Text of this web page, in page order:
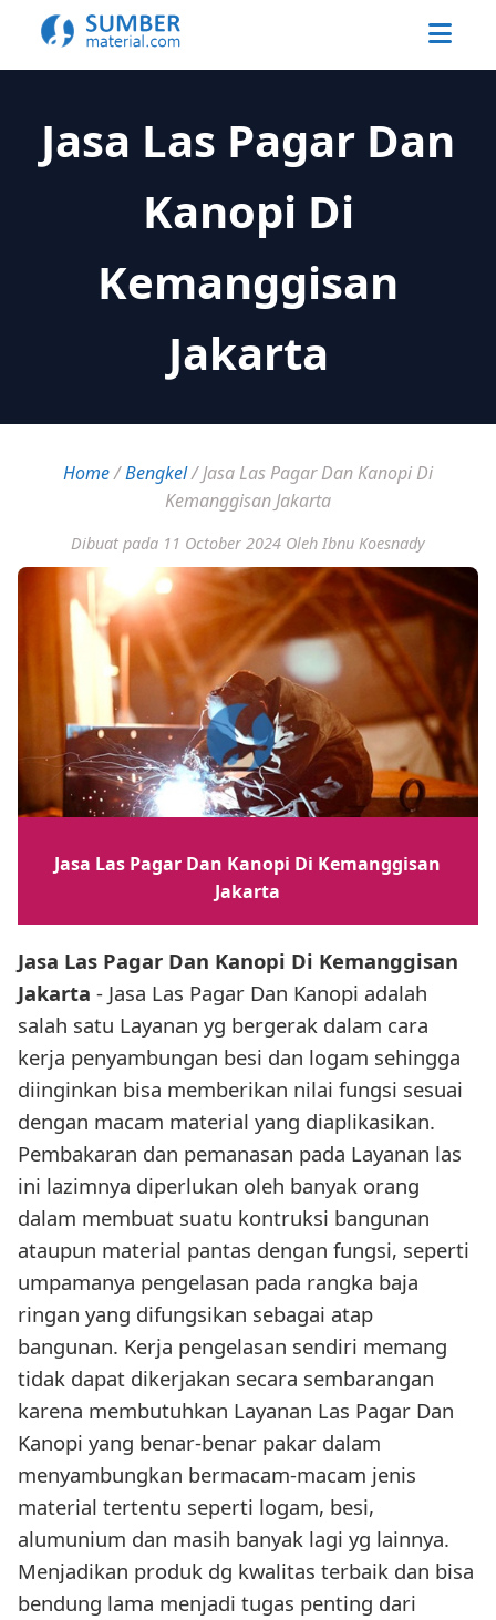
Jasa Las Pagar Dan
Kanopi Di
Kemanggisan
Jakarta
Home/Bengkel/Jasa Las Pagar Dan Kanopi Di
Kemanggisan Jakarta
Dibuat pada 11 October 2024 Oleh Ibnu Koesnady
Jasa Las Pagar Dan Kanopi Di Kemanggisan
Jakarta
Jasa Las Pagar Dan Kanopi Di Kemanggisan
Jakarta - Jasa Las Pagar Dan Kanopi adalah
salah satu Layanan yg bergerak dalam cara
kerja penyambungan besi dan logam sehingga
diinginkan bisa memberikan nilai fungsi sesuai
dengan macam material yang diaplikasikan.
Pembakaran dan pemanasan pada Layanan las
ini lazimnya diperlukan oleh banyak orang
dalam membuat suatu kontruksi bangunan
ataupun material pantas dengan fungsi, seperti
umpamanya pengelasan pada rangka baja
ringan yang difungsikan sebagai atap
bangunan. Kerja pengelasan sendiri memang
tidak dapat dikerjakan secara sembarangan
karena membutuhkan Layanan Las Pagar Dan
Kanopi yang benar-benar pakar dalam
menyambungkan bermacam-macam jenis
material tertentu seperti logam, besi,
alumunium dan masih banyak lagi yg lainnya.
Menjadikan produk dg kwalitas terbaik dan bisa
bendung lama menjadi tugas penting dari